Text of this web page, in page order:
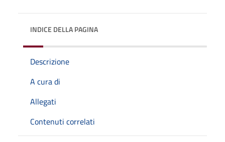
INDICE DELLA PAGINA
Descrizione
A cura di
Allegati
Contenuti correlati